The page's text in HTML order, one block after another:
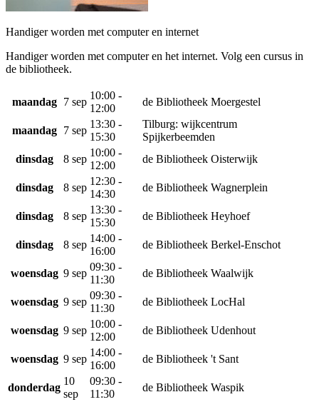
Handiger worden met computer en internet
Handiger worden met computer en het internet. Volg een cursus in
de bibliotheek.
maandag 7 sep
10:00 -
12:00
de Bibliotheek Moergestel
maandag 7 sep
13:30 -
15:30
Tilburg: wijkcentrum
Spijkerbeemden
dinsdag
8 sep
10:00 -
12:00
de Bibliotheek Oisterwijk
dinsdag 8 sep
12:30 -
14:30
de Bibliotheek Wagnerplein
dinsdag 8 sep
13:30 -
15:30
de Bibliotheek Heyhoef
dinsdag 8 sep
14:00 -
16:00
de Bibliotheek Berkel-Enschot
woensdag 9 sep
09:30 -
11:30
de Bibliotheek Waalwijk
woensdag 9 sep
09:30 -
11:30
de Bibliotheek LocHal
woensdag 9 sep
10:00 -
12:00
de Bibliotheek Udenhout
woensdag 9 sep
14:00 -
16:00
de Bibliotheek 't Sant
donderdag
10
sep
09:30 -
11:30
de Bibliotheek Waspik